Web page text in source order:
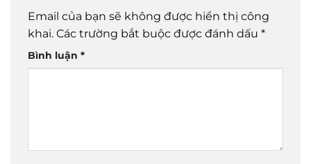
Email của bạn sẽ không được hiển thị công
khai. Các trường bắt buộc được đánh dấu *
Bình luận *